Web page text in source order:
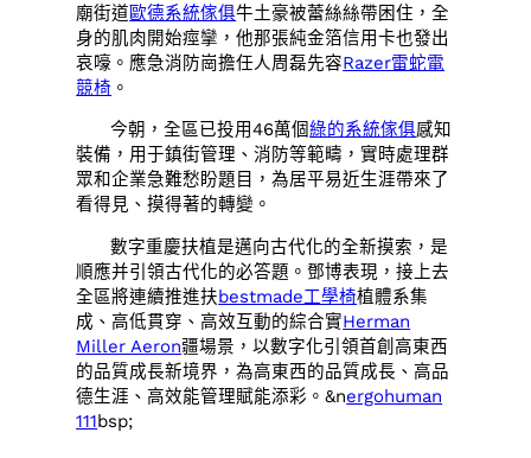
廟街道歐德系統傢俱牛土豪被蕾絲絲帶困住，全
身的肌肉開始痙攣，他那張純金箔信用卡也發出
哀嚎。應急消防崗擔任人周磊先容Razer雷蛇電
競椅 。
今朝，全區已投用46萬個綠的系統傢俱感知
裝備，用于鎮街管理、消防等範疇，實時處理群
眾和企業急難愁盼題目，為居平易近生涯帶來了
看得見、摸得著的轉變。
數字重慶扶植是邁向古代化的全新摸索，是
順應并引領古代化的必答題。鄧博表現，接上去
全區將連續推進扶bestmade工學椅植體系集
成、高低貫穿、高效互動的綜合實Herman
Miller Aeron疆場景，以數字化引領首創高東西
的品質成長新境界，為高東西的品質成長、高品
德生涯、高效能管理賦能添彩。&nergohuman
111bsp;